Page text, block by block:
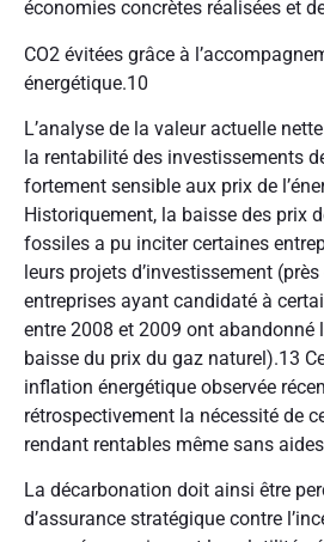
économies concrètes réalisées et
CO2 évitées grâce à
énergétique.10
L’analyse de la valeur actuelle
la rentabilité des investissements
fortement sensible aux prix de
Historiquement, la baisse des prix
fossiles a pu inciter certaines
leurs projets d’investissement (près
entreprises ayant candidaté à
entre 2008 et 2009 ont abandonné
baisse du prix du gaz naturel).13
inflation énergétique observée
rétrospectivement la nécessité de
rendant rentables même sans
La décarbonation doit ainsi être
d’assurance stratégique contre